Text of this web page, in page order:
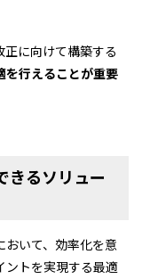
に向けて構築する
を行えることが重要
きるソリュー
いて、効率化を意
ントを実現する最適